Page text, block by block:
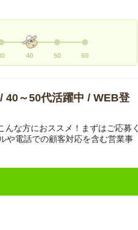
40 50 60
40～50代活躍中 / WEB登
な方におススメ！まずはご応募く
や電話での顧客対応を含む営業事